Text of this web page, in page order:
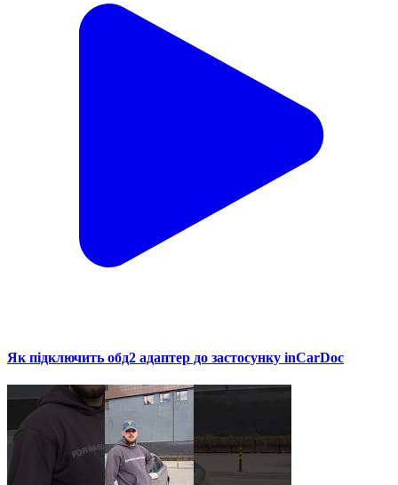
Як підключить обд2 адаптер до застосунку inCarDoc